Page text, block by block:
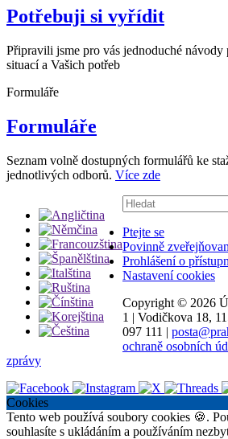
Potřebuji si vyřídit
Připravili jsme pro vás jednoduché návody
situací a Vašich potřeb
Formuláře
Formuláře
Seznam volně dostupných formulářů ke
jednotlivých odborů. Více zde
Vyhledávání:
Ptejte se
Povinně
Prohlášení o
Nastavení cookies
Copyright © 2026
1 | Vodičkova 18,
097 111 |
ochraně osobních
zprávy
Cookies
Tento web používá soubory cookies 🍪.
souhlasíte s ukládáním a používáním